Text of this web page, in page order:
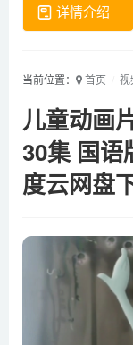
详情介绍
当前位置： 首页 视
儿童动画
30集 国语
度云网盘